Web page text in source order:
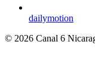
dailymotion
© 2026 Canal 6